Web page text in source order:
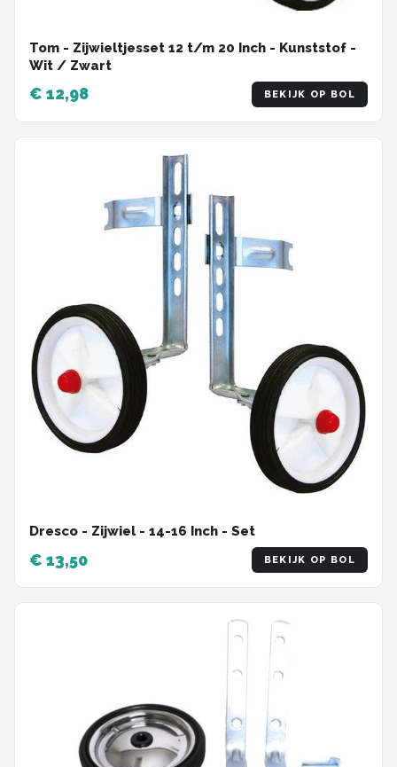
Tom - Zijwieltjesset 12 t/m 20 Inch - Kunststof -
Wit / Zwart
€ 12,98 BEKIJK OP BOL
Dresco - Zijwiel - 14-16 Inch - Set
€ 13,50 BEKIJK OP BOL